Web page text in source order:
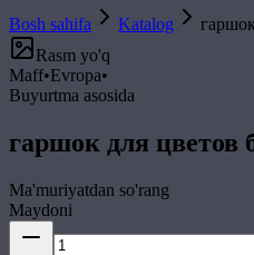
Bosh sahifa Katalog
Rasm yo'q
Maff•Evropa•
Buyurtma asosida
гаршок для цветов
Ma'muriyatdan so'rang
Maydoni